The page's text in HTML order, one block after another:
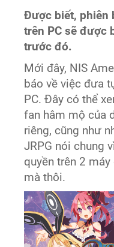
Được biết, phiên
trên PC sẽ được
trước đó.
Mới đây, NIS
báo về việc đưa
PC. Đây có thể
fan hâm mộ của
riêng, cũng như
JRPG nói chung
quyền trên 2
mà thôi.